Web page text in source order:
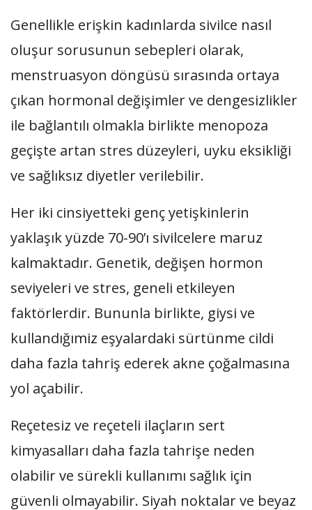
Genellikle erişkin kadınlarda sivilce nasıl
oluşur sorusunun sebepleri olarak,
menstruasyon döngüsü sırasında ortaya
çıkan hormonal değişimler ve dengesizlikler
ile bağlantılı olmakla birlikte menopoza
geçişte artan stres düzeyleri, uyku eksikliği
ve sağlıksız diyetler verilebilir.
Her iki cinsiyetteki genç yetişkinlerin
yaklaşık yüzde 70-90’ı sivilcelere maruz
kalmaktadır. Genetik, değişen hormon
seviyeleri ve stres, geneli etkileyen
faktörlerdir. Bununla birlikte, giysi ve
kullandığımiz eşyalardaki sürtünme cildi
daha fazla tahriş ederek akne çoğalmasına
yol açabilir.
Reçetesiz ve reçeteli ilaçların sert
kimyasalları daha fazla tahrişe neden
olabilir ve sürekli kullanımı sağlık için
güvenli olmayabilir. Siyah noktalar ve beyaz